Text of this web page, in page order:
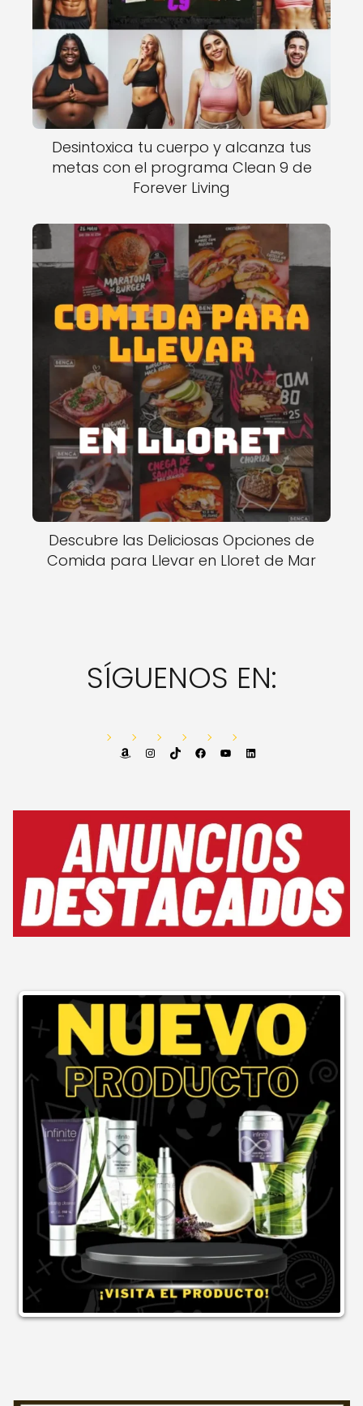
Desintoxica tu cuerpo y alcanza tus
metas con el programa Clean 9 de
Forever Living
Descubre las Deliciosas Opciones de
Comida para Llevar en Lloret de Mar
SÍGUENOS EN:
AmazonInstagram
TikTok FacebookYouTube